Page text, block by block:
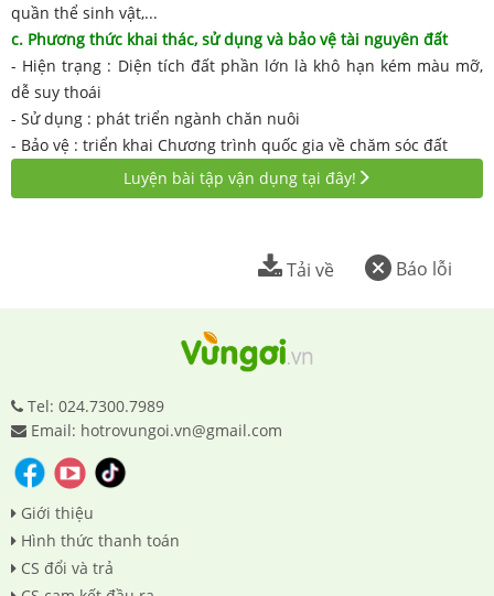
quần thể sinh vật,...
c. Phương thức khai thác, sử dụng và bảo vệ tài nguyên đất
- Hiện trạng : Diện tích đất phần lớn là khô hạn kém màu mỡ,
dễ suy thoái
- Sử dụng : phát triển ngành chăn nuôi
- Bảo vệ : triển khai Chương trình quốc gia về chăm sóc đất
Luyện bài tập vận dụng tại đây!
Báo lỗi
Tải về
Tel: 024.7300.7989
Email: hotrovungoi.vn@gmail.com
Giới thiệu
Hình thức thanh toán
CS đổi và trả